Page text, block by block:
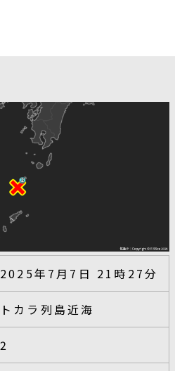
2025年7月7日 21時27分
トカラ列島近海
2